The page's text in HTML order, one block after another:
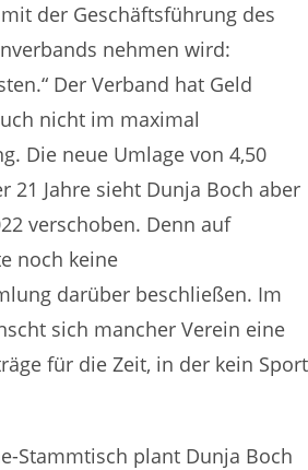
der Geschäftsführung des
nehmen wird:
Der Verband hat Geld
nicht im maximal
Die neue Umlage von 4,50
21 Jahre sieht Dunja Boch aber
verschoben. Denn auf
noch keine
darüber beschließen. Im
sich mancher Verein eine
für die Zeit, in der kein Sport
Stammtisch plant Dunja Boch